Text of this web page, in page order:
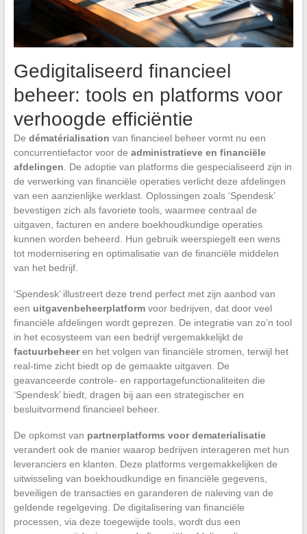
Gedigitaliseerd financieel
beheer: tools en platforms voor
verhoogde efficiëntie
De dématérialisation van financieel beheer vormt nu een
concurrentiefactor voor de administratieve en financiële
afdelingen . De adoptie van platforms die gespecialiseerd zijn in
de verwerking van financiële operaties verlicht deze afdelingen
van een aanzienlijke werklast. Oplossingen zoals ‘Spendesk’
bevestigen zich als favoriete tools, waarmee centraal de
uitgaven, facturen en andere boekhoudkundige operaties
kunnen worden beheerd. Hun gebruik weerspiegelt een wens
tot modernisering en optimalisatie van de financiële middelen
van het bedrijf.
‘Spendesk’ illustreert deze trend perfect met zijn aanbod van
een uitgavenbeheerplatformvoor bedrijven, dat door veel
financiële afdelingen wordt geprezen. De integratie van zo’n tool
in het ecosysteem van een bedrijf vergemakkelijkt de
factuurbeheeren het volgen van financiële stromen, terwijl het
real-time zicht biedt op de gemaakte uitgaven. De
geavanceerde controle- en rapportagefunctionaliteiten die
‘Spendesk’ biedt, dragen bij aan een strategischer en
besluitvormend financieel beheer.
De opkomst van partnerplatforms voor dematerialisatie
verandert ook de manier waarop bedrijven interageren met hun
leveranciers en klanten. Deze platforms vergemakkelijken de
uitwisseling van boekhoudkundige en financiële gegevens,
beveiligen de transacties en garanderen de naleving van de
geldende regelgeving. De digitalisering van financiële
processen, via deze toegewijde tools, wordt dus een